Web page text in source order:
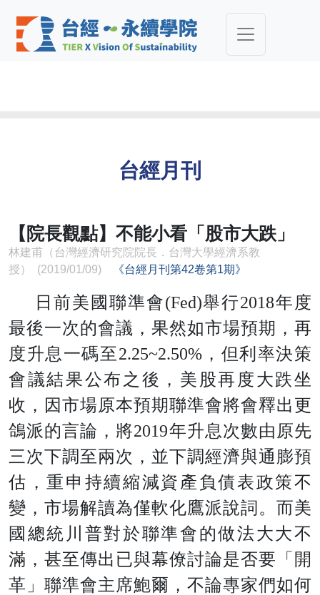
台經月刊
【院長觀點】不能小看「股市大跌」
林建甫（台灣經濟研究院院長．台灣大學經濟系教
授） (2019/01/09)
《台經月刊第42卷第1期》
日前美國聯準會(Fed)舉行2018年度
最後一次的會議，果然如市場預期，再
度升息一碼至2.25~2.50%，但利率決策
會議結果公布之後，美股再度大跌坐
收，因市場原本預期聯準會將會釋出更
鴿派的言論，將2019年升息次數由原先
三次下調至兩次，並下調經濟與通膨預
估，重申持續縮減資產負債表政策不
變，市場解讀為僅軟化鷹派說詞。而美
國總統川普對於聯準會的做法大大不
滿，甚至傳出已與幕僚討論是否要「開
革」聯準會主席鮑爾，不論專家們如何